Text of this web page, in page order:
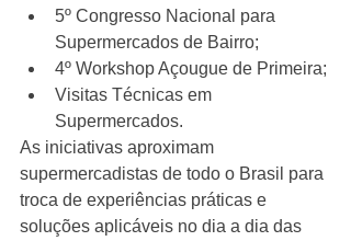
5º Congresso Nacional para
Supermercados de Bairro;
4º Workshop Açougue de Primeira;
Visitas Técnicas em
Supermercados.
As iniciativas aproximam
supermercadistas de todo o Brasil para
troca de experiências práticas e
soluções aplicáveis no dia a dia das